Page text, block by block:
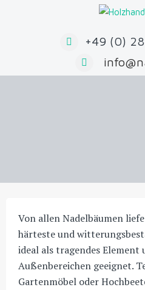
+49 (0)
Von allen Nadelbäumen
härteste und
ideal als tragendes Element
Außenbereichen geeignet.
Gartenmöbel oder